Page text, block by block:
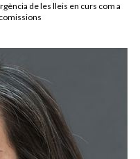
de les lleis en curs com a